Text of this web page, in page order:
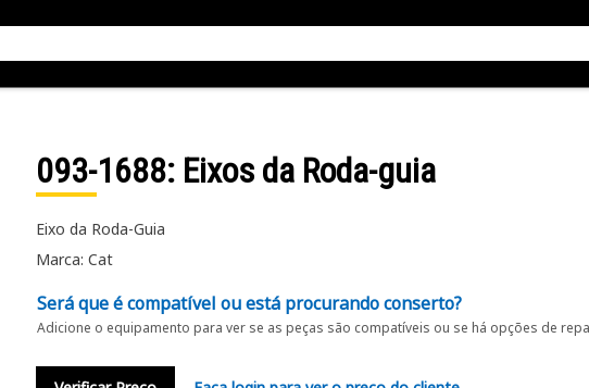
093-1688: Eixos da Roda-guia
Eixo da Roda-Guia
Marca: Cat
Será que é compatível ou está procurando conserto?
Adicione o equipamento para ver se as peças são compatíveis ou se há opções de